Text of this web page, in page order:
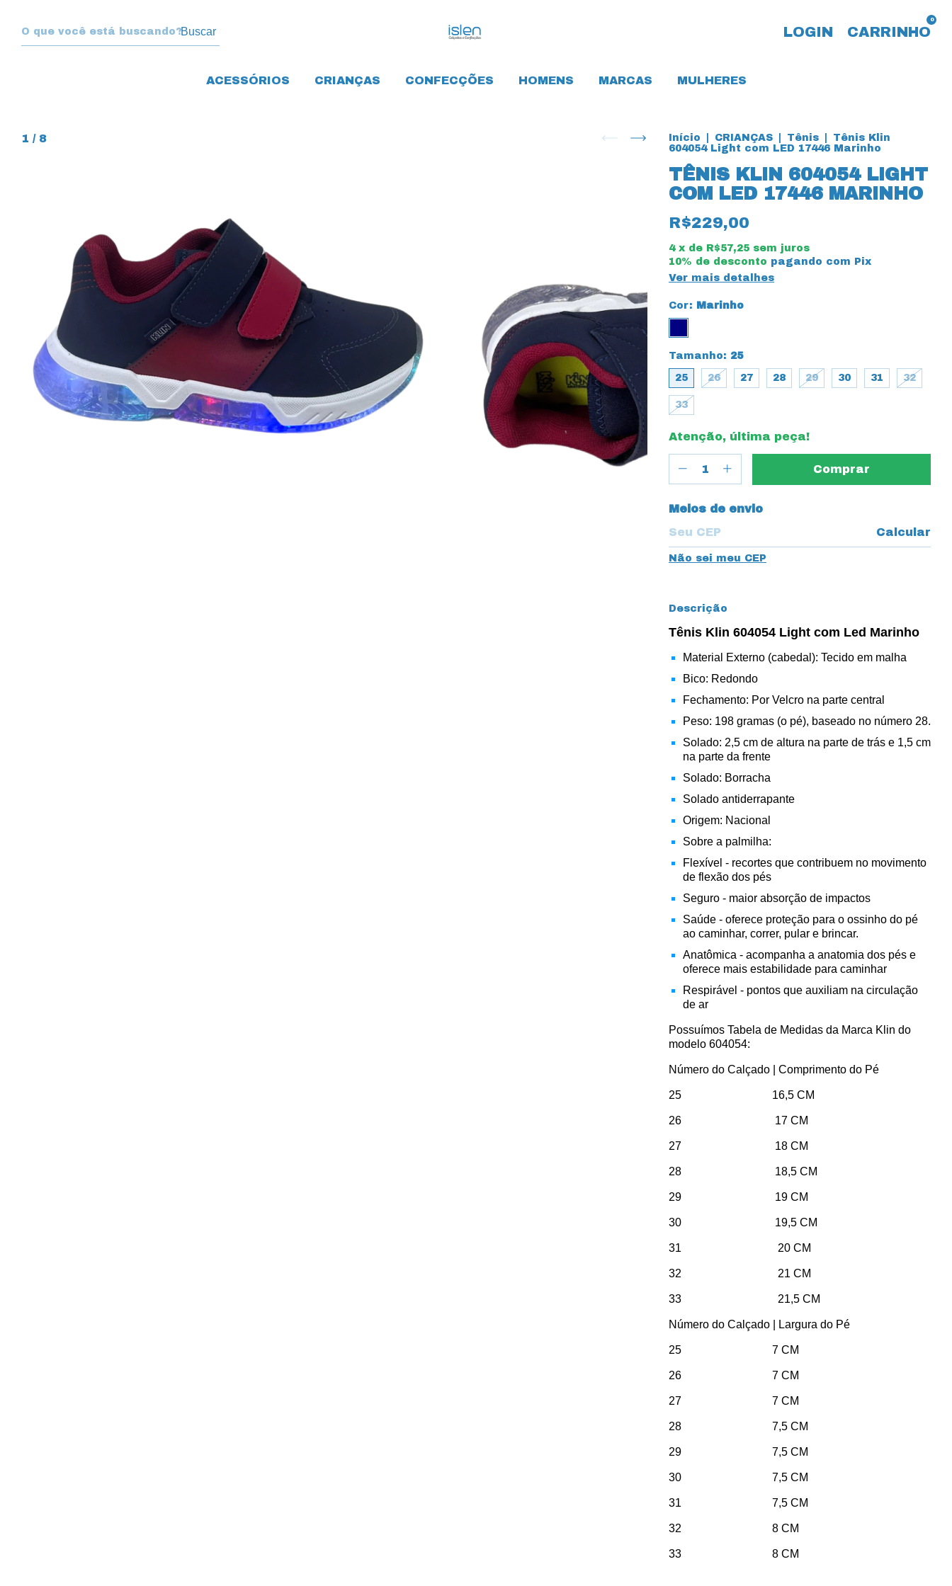
Buscar LOGIN CARRINHO
0
ACESSÓRIOS CRIANÇAS CONFECÇÕES HOMENS MARCAS MULHERES
1 / 8 Início CRIANÇAS Tênis
Tênis Klin
604054 Light com LED 17446 Marinho
TÊNIS KLIN 604054 LIGHT
COM LED 17446 MARINHO
R$229,00
4 x de R$57,25 sem juros
10% de desconto pagando com Pix
Ver mais detalhes
Cor: Marinho
Tamanho: 25
25 26 27 28 29 30 31 32
33
Atenção, última peça!
Entregas para o CEP:
Meios de envio
Calcular
Não sei meu CEP
Descrição
Tênis Klin 604054 Light com Led Marinho
Material Externo (cabedal): Tecido em malha
Bico: Redondo
Fechamento: Por Velcro na parte central
Peso: 198 gramas (o pé), baseado no número 28.
Solado: 2,5 cm de altura na parte de trás e 1,5 cm
na parte da frente
Solado: Borracha
Solado antiderrapante
Origem: Nacional
Sobre a palmilha:
Flexível - recortes que contribuem no movimento
de flexão dos pés
Seguro - maior absorção de impactos
Saúde - oferece proteção para o ossinho do pé
ao caminhar, correr, pular e brincar.
Anatômica - acompanha a anatomia dos pés e
oferece mais estabilidade para caminhar
Respirável - pontos que auxiliam na circulação
de ar
Possuímos Tabela de Medidas da Marca Klin do
modelo 604054:
Número do Calçado | Comprimento do Pé
25 16,5 CM
26 17 CM
27 18 CM
28 18,5 CM
29 19 CM
30 19,5 CM
31 20 CM
32 21 CM
33 21,5 CM
Número do Calçado | Largura do Pé
25 7 CM
26 7 CM
27 7 CM
28 7,5 CM
29 7,5 CM
30 7,5 CM
31 7,5 CM
32 8 CM
33 8 CM